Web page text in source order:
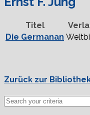
Titel
Die Germanan
Zurück zur